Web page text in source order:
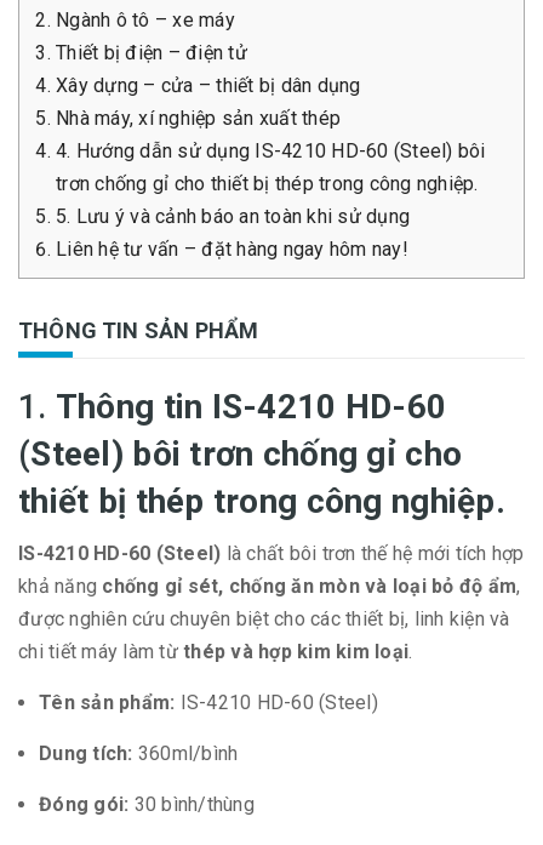
Ngành ô tô – xe máy
Thiết bị điện – điện tử
Xây dựng – cửa – thiết bị dân dụng
Nhà máy, xí nghiệp sản xuất thép
4. Hướng dẫn sử dụng IS-4210 HD-60 (Steel) bôi
trơn chống gỉ cho thiết bị thép trong công nghiệp.
5. Lưu ý và cảnh báo an toàn khi sử dụng
Liên hệ tư vấn – đặt hàng ngay hôm nay!
THÔNG TIN SẢN PHẨM
1. Thông tin IS-4210 HD-60
(Steel) bôi trơn chống gỉ cho
thiết bị thép trong công nghiệp.
IS-4210 HD-60 (Steel) là chất bôi trơn thế hệ mới tích hợp
khả năng chống gỉ sét, chống ăn mòn và loại bỏ độ ẩm,
được nghiên cứu chuyên biệt cho các thiết bị, linh kiện và
chi tiết máy làm từ thép và hợp kim kim loại.
Tên sản phẩm: IS-4210 HD-60 (Steel)
Dung tích: 360ml/bình
Đóng gói: 30 bình/thùng